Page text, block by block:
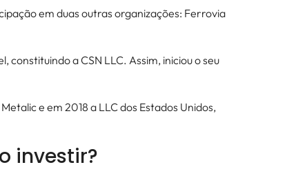
em duas outras organizações: Ferrovia
constituindo a CSN LLC. Assim, iniciou o seu
e em 2018 a LLC dos Estados Unidos,
investir?